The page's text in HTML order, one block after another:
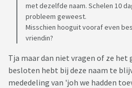
met dezelfde naam. Schelen 10
probleem geweest.
Misschien hooguit vooraf even
vriendin?
Tja maar dan niet vragen of ze het
besloten hebt bij deze naam te
mededeling van 'joh we hadden